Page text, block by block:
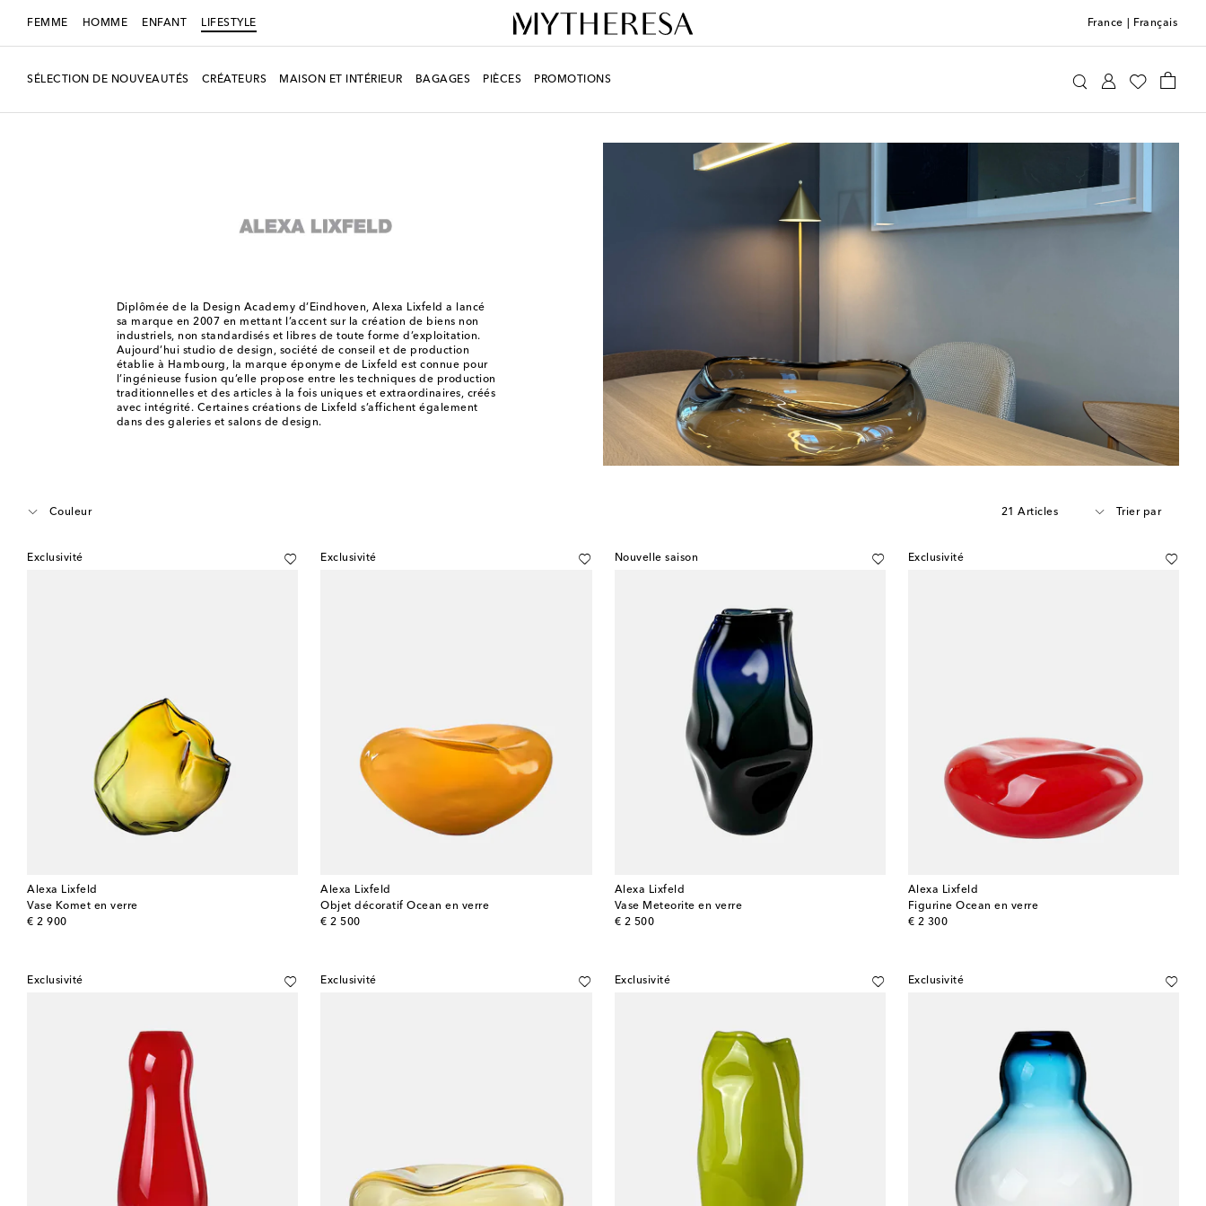
FEMME HOMME ENFANT LIFESTYLE France Français
SÉLECTION DE NOUVEAUTÉS CRÉATEURS MAISON ET INTÉRIEUR BAGAGES PIÈCES PROMOTIONS
Diplômée de la Design Academy d’Eindhoven, Alexa Lixfeld a lancé
sa marque en 2007 en mettant l’accent sur la création de biens non
industriels, non standardisés et libres de toute forme d’exploitation.
Aujourd’hui studio de design, société de conseil et de production
établie à Hambourg, la marque éponyme de Lixfeld est connue pour
l’ingénieuse fusion qu’elle propose entre les techniques de production
traditionnelles et des articles à la fois uniques et extraordinaires, créés
avec intégrité. Certaines créations de Lixfeld s’affichent également
dans des galeries et salons de design.
Couleur 21 Articles Trier par
Exclusivité
Alexa Lixfeld
Vase Komet en verre
€ 2 900
original price
Exclusivité
Alexa Lixfeld
Objet décoratif Ocean en verre
€ 2 500
original price
Nouvelle saison
Alexa Lixfeld
Vase Meteorite en verre
€ 2 500
original price
Exclusivité
Alexa Lixfeld
Figurine Ocean en verre
€ 2 300
original price
Exclusivité Exclusivité Exclusivité Exclusivité